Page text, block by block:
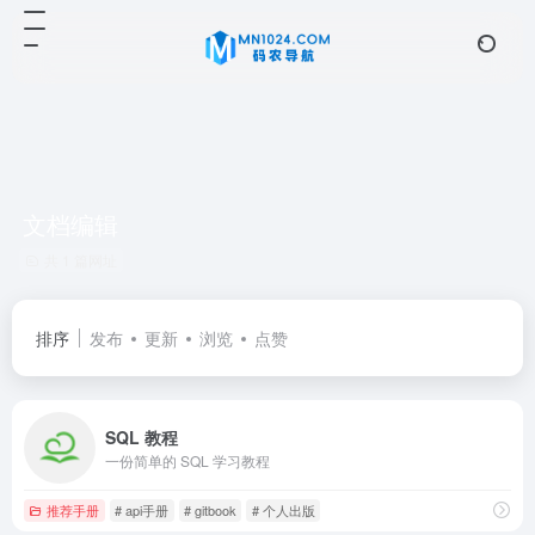
排序 发布 更新 浏览 点赞
SQL 教程
一份简单的 SQL 学习教程
推荐手册 # api手册 # gitbook # 个人出版